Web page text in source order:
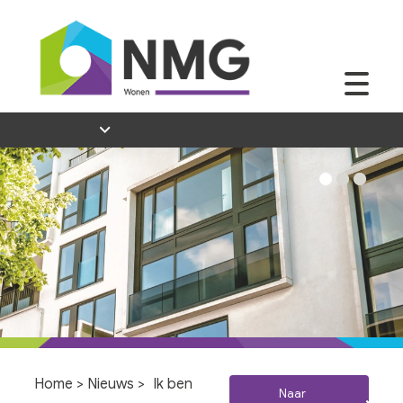
Home > Nieuws > Ik ben
Naar